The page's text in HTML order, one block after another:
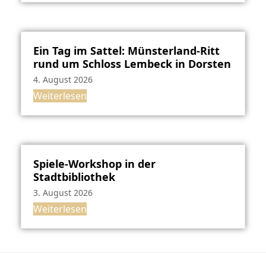
Ein Tag im Sattel: Münsterland-Ritt
rund um Schloss Lembeck in Dorsten
4. August 2026
Weiterlesen
Spiele-Workshop in der
Stadtbibliothek
3. August 2026
Weiterlesen